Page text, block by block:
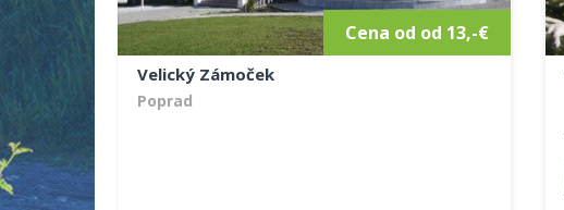
Cena od od 13,-€
Velický Zámoček
Poprad